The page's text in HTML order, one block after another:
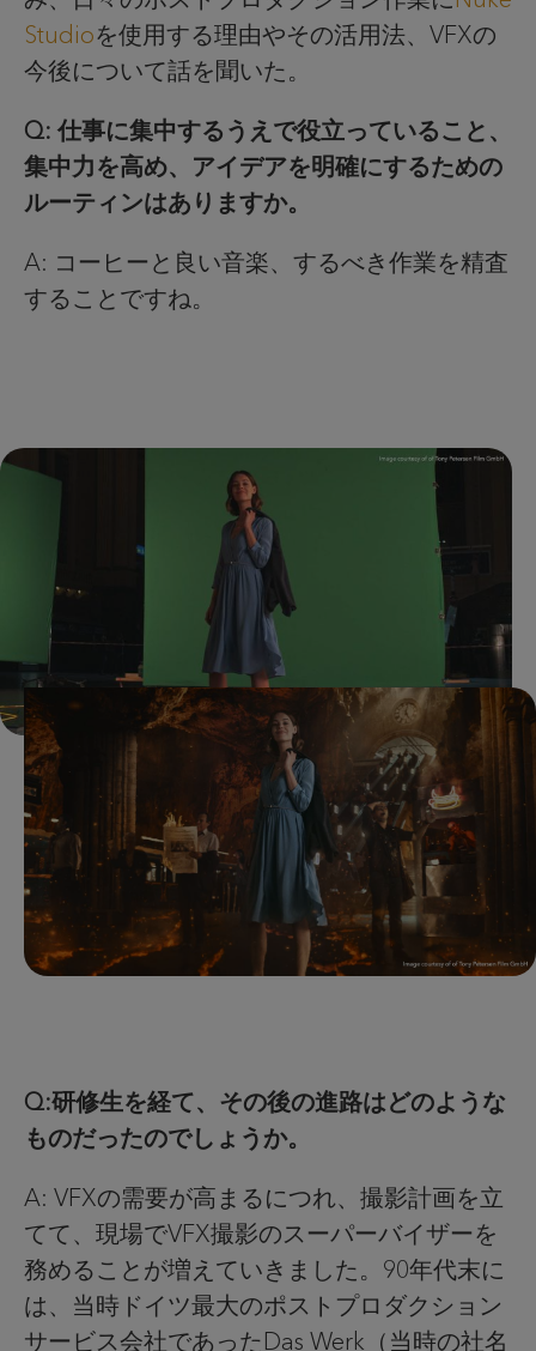
Studioを使用する理由やその活用法、VFXの
今後について話を聞いた。
Q: 仕事に集中するうえで役立っていること、
集中力を高め、アイデアを明確にするための
ルーティンはありますか。
A: コーヒーと良い音楽、するべき作業を精査
することですね。
Q:研修生を経て、その後の進路はどのような
ものだったのでしょうか。
A: VFXの需要が高まるにつれ、撮影計画を立
てて、現場でVFX撮影のスーパーバイザーを
務めることが増えていきました。90年代末に
は、当時ドイツ最大のポストプロダクション
サービス会社であったDas Werk（当時の社名